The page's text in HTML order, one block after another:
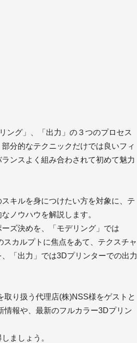
ング」、「出力」の３つのプロセス
分的なテクニックだけでは良いフィ
ンスよく組み合わされて初めて魅力
キルを身につけたい方を対象に、テ
ノウハウを解説します。
ズ決めを、「モデリング」では
カルプトに焦点をあて、テクスチャ
「出力」では3Dプリンターでの出力
り扱う代理店(株)NSS様をゲストと
情報や、最新のフルカラー3Dプリン
ましょう。